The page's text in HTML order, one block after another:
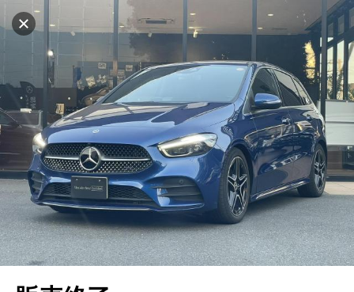
1044台
中古車検索
販売店検索
エリア別最新ニュース
品質と保証
ローン・リース
自動車保険
カタログ情報
アカウント
ログイン
マイアカウント
マイリスト
保存した検索条件
問合せ履歴
アカウントの確認・編集
アフターサービス
アフターサービス
車検／定期点検
コーティング
タイヤ交換
ボディ修理
企業情報
企業概要
業績決算情報
プレスリリース
ヤナセの歴史
リンク
ヤナセ認定中古車
BMW認定中古車
フォルクスワーゲン認定中古車
プライバシーポリシー ソーシャルメディアポリシー
利用規約 会社概要
金融商品の勧誘方針
マイリストに追加
電話で問い合わせ（無料）
キャンセル
東名川崎
サーティファイドカーセンター
販売店情報
地図を見る
キャンセル